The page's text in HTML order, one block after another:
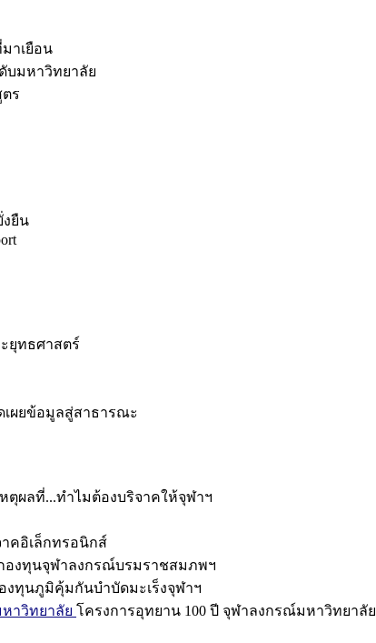
าเยือน
บมหาวิทยาลัย
ร
งยืน
ยุทธศาสตร์
เผยข้อมูลสู่สาธารณะ
หตุผลที่...ทำไมต้องบริจาคให้จุฬาฯ
คอิเล็กทรอนิกส์
องทุนจุฬาลงกรณ์บรมราชสมภพฯ
งทุนภูมิคุ้มกันบำบัดมะเร็งจุฬาฯ
าวิทยาลัย โครงการอุทยาน 100 ปี จุฬาลงกรณ์มหาวิทยาลัย